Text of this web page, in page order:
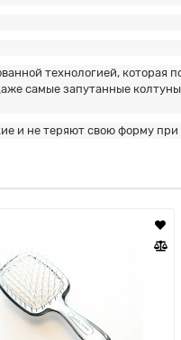
технологией, которая
самые запутанные
и не теряют свою форму